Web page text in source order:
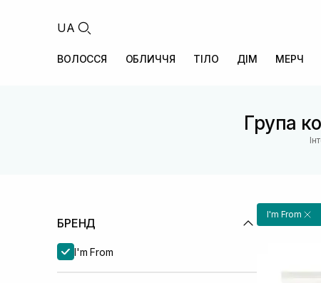
UA
ВОЛОССЯ ОБЛИЧЧЯ ТІЛО ДІМ МЕРЧ
Група
БРЕНД
I'm From
I'm From